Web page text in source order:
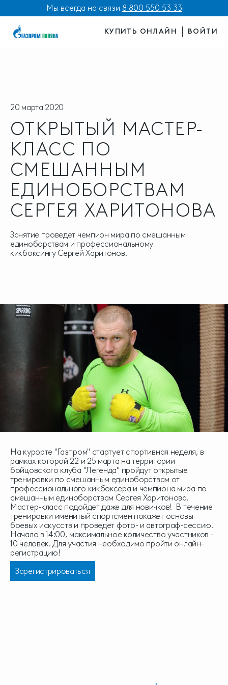
Мы всегда на связи 8 800 550 53 33
КУПИТЬ ОНЛАЙН ВОЙТИ
20 марта 2020
ОТКРЫТЫЙ МАСТЕР-
КЛАСС ПО
СМЕШАННЫМ
ЕДИНОБОРСТВАМ
СЕРГЕЯ ХАРИТОНОВА
Занятие проведет чемпион мира по смешанным
единоборствам и профессиональному
кикбоксингу Сергей Харитонов.
На курорте "Газпром" стартует спортивная неделя, в
рамках которой 22 и 25 марта на территории
бойцовского клуба "Легенда" пройдут открытые
тренировки по смешанным единоборствам от
профессионального кикбоксера и чемпиона мира по
смешанным единоборствам Сергея Харитонова.
Мастер-класс подойдет даже для новичков! В течение
тренировки именитый спортсмен покажет основы
боевых искусств и проведет фото- и автограф-сессию.
Начало в 14:00, максимальное количество участников -
10 человек. Для участия необходимо пройти онлайн-
регистрацию!
Зарегистрироваться